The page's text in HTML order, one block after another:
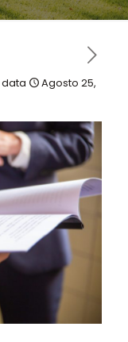
data
Agosto 25,